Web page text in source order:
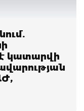
կատարվի